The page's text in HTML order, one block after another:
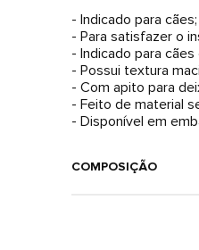
- Indicado para cães;
- Para satisfazer o
- Indicado para
- Possui textura
- Com apito para
- Feito de material
- Disponível em
COMPOSIÇÃO